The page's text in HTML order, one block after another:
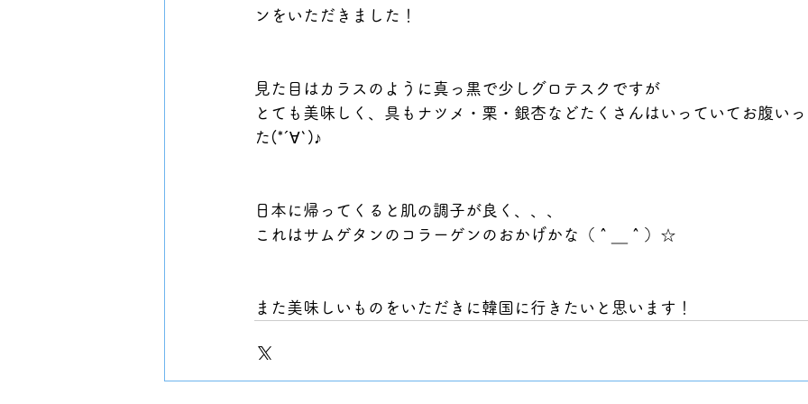
ンをいただきました！
見た目はカラスのように真っ黒で少しグロテスクですが
とても美味しく、具もナツメ・栗・銀杏などたくさんはいっていてお腹い
た(*´∀`)♪
日本に帰ってくると肌の調子が良く、、、
これはサムゲタンのコラーゲンのおかげかな（＾＿＾）☆
また美味しいものをいただきに韓国に行きたいと思います！